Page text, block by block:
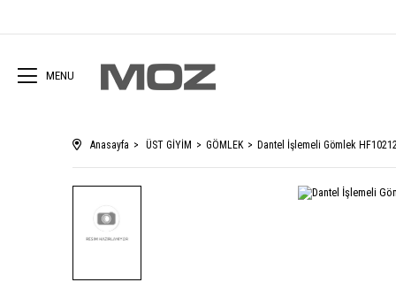
MENU
Anasayfa ÜST GİYİM GÖMLEK Dantel İşlemeli Gömlek